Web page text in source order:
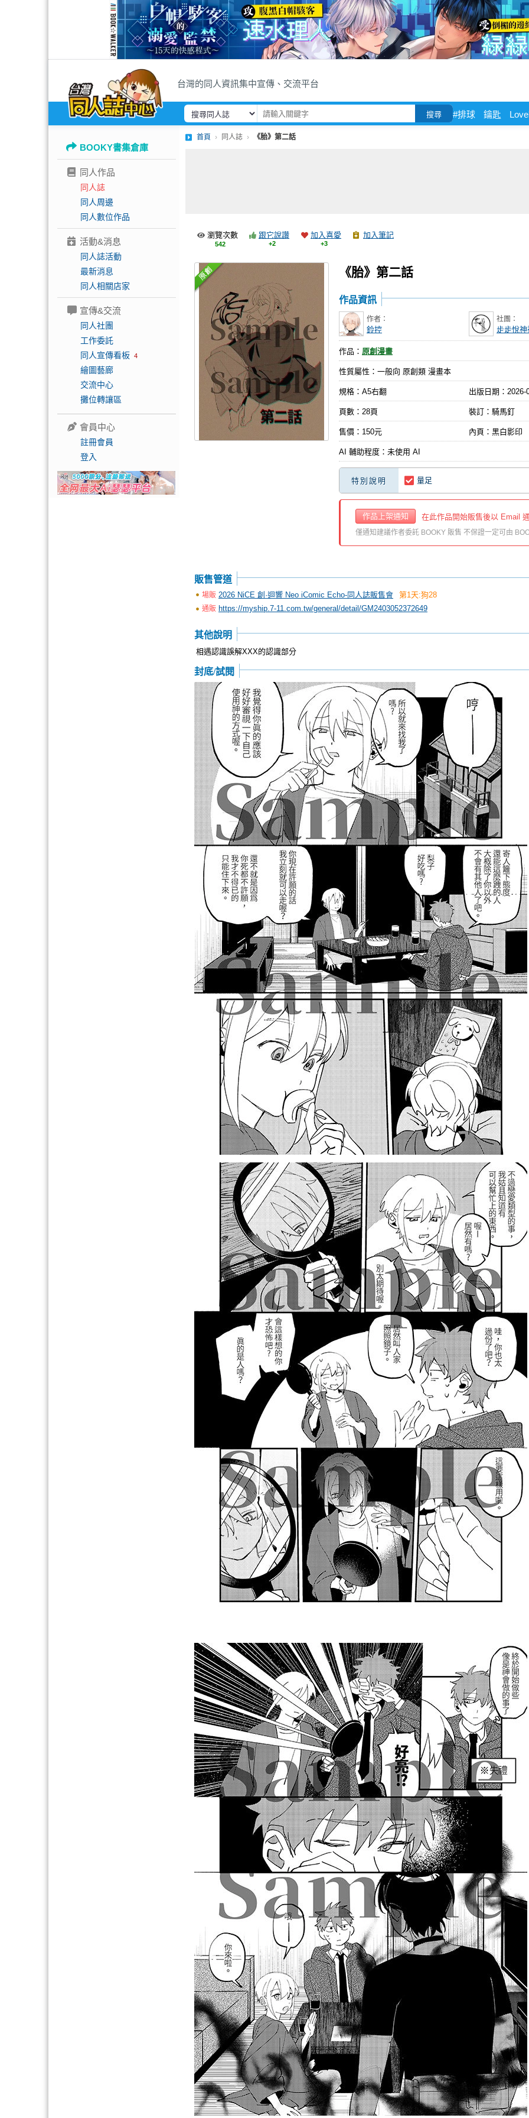
台灣的同人資訊集中宣傳、交流平台
搜尋 #排球 鑰匙
BOOKY書集倉庫
同人作品
同人誌
同人周邊
同人數位作品
活動&消息
同人誌活動
最新消息
同人相關店家
宣傳&交流
同人社團
工作委託
同人宣傳看板 4
繪圖藝廊
交流中心
攤位轉讓區
會員中心
註冊會員
登入
首頁 同人誌 《胎》第二話
瀏覽次數
542
跟它說讚
+2
加入喜愛
+3
加入筆記
《胎》第二話
作品資訊
作者：
鈴控
社團：
歨歨悅神
作品： 原創漫畫
性質屬性：一般向 原創類 漫畫本
規格：A5右翻 出版日期： 2026-
頁數：28頁 裝訂：騎馬釘
售價：150元 內頁：黑白影印
AI 輔助程度：未使用 AI
特別說明 量足
作品上架通知 在此作品開始販售後以 Email
僅通知建議作者委託 BOOKY 販售 不保證一定可由
販售管道
場販 2026 NiCE 創·迴響 Neo iComic Echo-同人誌販售會 第1天:狗28
通販 https://myship.7-11.com.tw/general/detail/GM2403052372649
其他說明
相遇認識誤解XXX的認識部分
封底/試閱